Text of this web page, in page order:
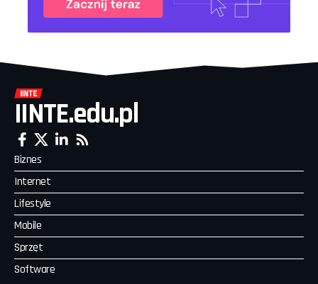
IINTE.edu.pl
Biznes
Internet
Lifestyle
Mobile
Sprzęt
Software